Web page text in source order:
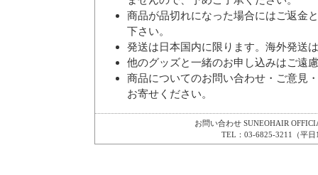
商品が品切れになった場合にはご返金
下さい。
発送は日本国内に限ります。海外発送
他のグッズと一緒のお申し込みはご遠
商品についてのお問い合わせ・ご意見
お寄せください。
お問い合わせ SUNEOHAIR
TEL：03-6825-3211（平日